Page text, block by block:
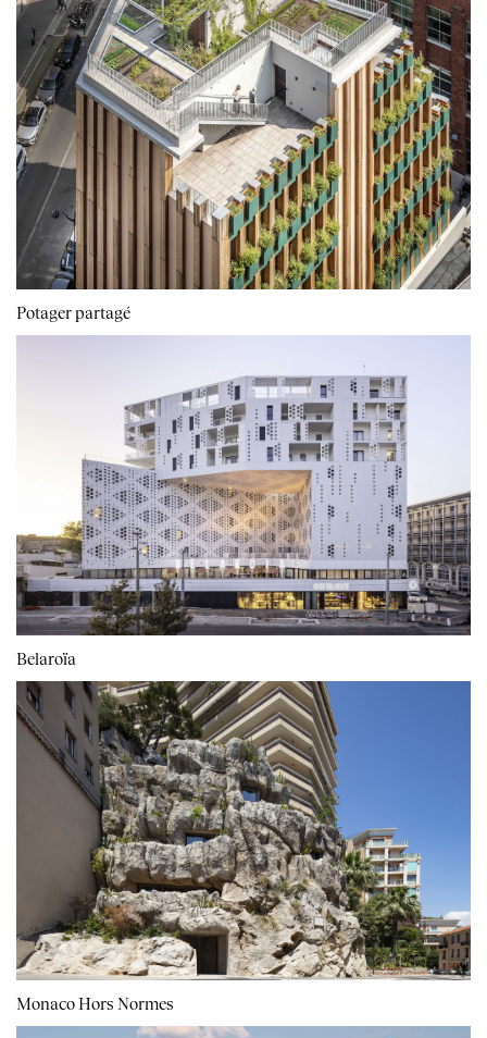
Potager partagé
Belaroïa
Monaco Hors Normes